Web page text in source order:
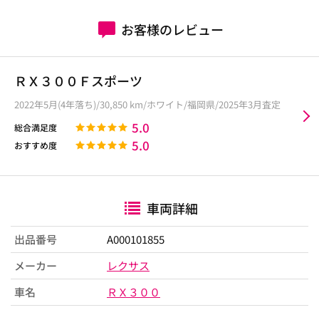
お客様のレビュー
ＲＸ３００Ｆスポーツ
2022年5月(4年落ち)/30,850 km/ホワイト/福岡県/2025年3月査定
総合満足度 5.0
おすすめ度 5.0
車両詳細
出品番号
A000101855
メーカー
レクサス
車名
ＲＸ３００